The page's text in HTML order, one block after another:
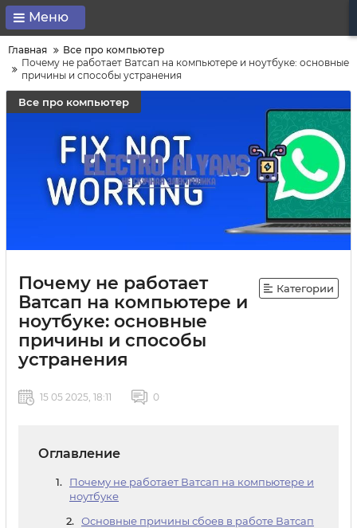
Меню
Главная
Все про компьютер
Почему не работает Ватсап на компьютере и ноутбуке: основные
причины и способы устранения
Все про компьютер
Почему не работает
Ватсап на компьютере и
ноутбуке: основные
причины и способы
устранения
Категории
15 05 2025, 18:11 0
Оглавление
Почему не работает Ватсап на компьютере и
ноутбуке
Основные причины сбоев в работе Ватсап